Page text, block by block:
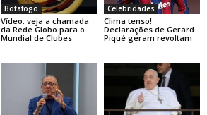
Botafogo
Vídeo: veja a chamada
da Rede Globo para o
Mundial de Clubes
Celebridades
Clima tenso!
Declarações de Gerard
Piqué geram revoltam